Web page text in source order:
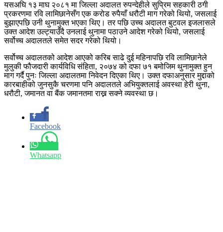
यसअघि १३ माघ २०८१ मा जिल्ला अदालत रुपन्देहीले सुप्रिम सहकारी ठगी
प्रकरणमा रवि लामिछानेसँग एक करोड रुपैयाँ धरौटी माग गरेको थियो, जसलाई
बुझाएपछि उनी थुनामुक्त भएका थिए। तर पछि उच्च अदालत बुटवल इजलासले
उक्त आदेश उल्ट्याउँदै उनलाई थुनामा पठाउने आदेश गरेको थियो, जसलाई
सर्वोच्च अदालतले समेत सदर गरेको थियो।
सर्वोच्च अदालतको आदेश आएको करिब साढे दुई महिनापछि रवि लामिछानेले
मुलुकी फौजदारी कार्यविधि संहिता, २०७४ को दफा ७१ बमोजिम थुनामुक्त हुन
माग गर्दै पुनः जिल्ला अदालतमा निवेदन दिएका थिए। उक्त दफाअनुसार मुद्दाको
कारबाहीको जुनसुकै चरणमा पनि अदालतले अभियुक्तलाई अवस्था हेरी थुना,
धरौटी, जमानत वा बैंक जमानतमा राख्न सक्ने व्यवस्था छ।
Facebook
Whatsapp